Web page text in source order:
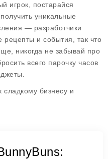
игрок, постарайся
уникальные
— разработчики
и события, так что
никогда не забывай про
всего парочку часов
сладкому бизнесу и